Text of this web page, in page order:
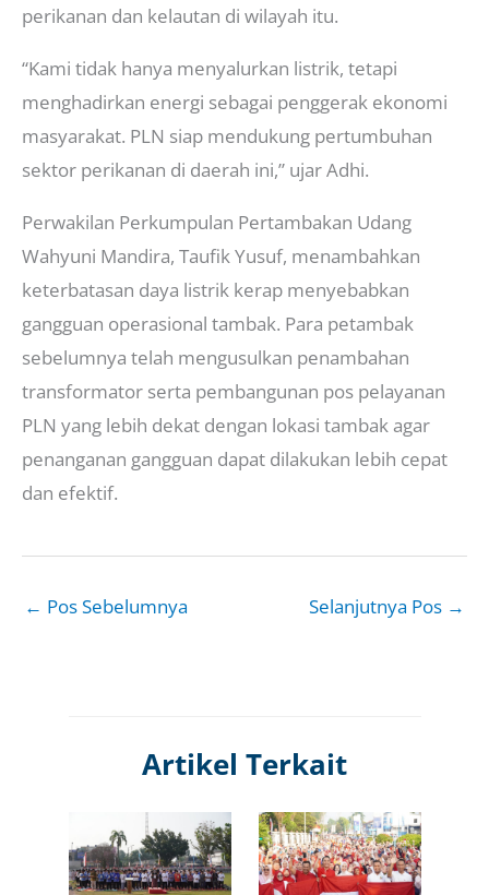
perikanan dan kelautan di wilayah itu.
“Kami tidak hanya menyalurkan listrik, tetapi
menghadirkan energi sebagai penggerak ekonomi
masyarakat. PLN siap mendukung pertumbuhan
sektor perikanan di daerah ini,” ujar Adhi.
Perwakilan Perkumpulan Pertambakan Udang
Wahyuni Mandira, Taufik Yusuf, menambahkan
keterbatasan daya listrik kerap menyebabkan
gangguan operasional tambak. Para petambak
sebelumnya telah mengusulkan penambahan
transformator serta pembangunan pos pelayanan
PLN yang lebih dekat dengan lokasi tambak agar
penanganan gangguan dapat dilakukan lebih cepat
dan efektif.
← Pos Sebelumnya Selanjutnya Pos →
Artikel Terkait